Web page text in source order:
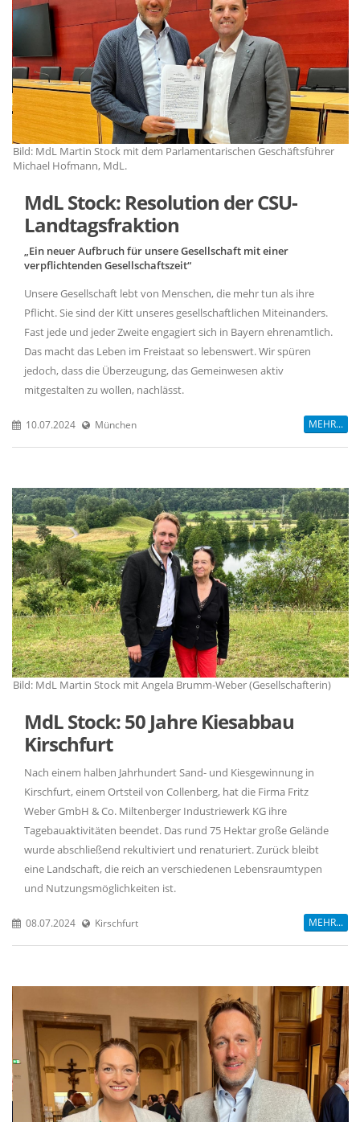
Bild: MdL Martin Stock mit dem Parlamentarischen Geschäftsführer
Michael Hofmann, MdL.
MdL Stock: Resolution der CSU-
Landtagsfraktion
Ein neuer Aufbruch für unsere Gesellschaft mit einer
verpflichtenden Gesellschaftszeit“
Unsere Gesellschaft lebt von Menschen, die mehr tun als ihre
Pflicht. Sie sind der Kitt unseres gesellschaftlichen Miteinanders.
Fast jede und jeder Zweite engagiert sich in Bayern ehrenamtlich.
Das macht das Leben im Freistaat so lebenswert. Wir spüren
jedoch, dass die Überzeugung, das Gemeinwesen aktiv
mitgestalten zu wollen, nachlässt.
10.07.2024 München MEHR...
Bild: MdL Martin Stock mit Angela Brumm-Weber (Gesellschafterin)
MdL Stock: 50 Jahre Kiesabbau
Kirschfurt
Nach einem halben Jahrhundert Sand- und Kiesgewinnung in
Kirschfurt, einem Ortsteil von Collenberg, hat die Firma Fritz
Weber GmbH & Co. Miltenberger Industriewerk KG ihre
Tagebauaktivitäten beendet. Das rund 75 Hektar große Gelände
wurde abschließend rekultiviert und renaturiert. Zurück bleibt
eine Landschaft, die reich an verschiedenen Lebensraumtypen
und Nutzungsmöglichkeiten ist.
08.07.2024 Kirschfurt MEHR...